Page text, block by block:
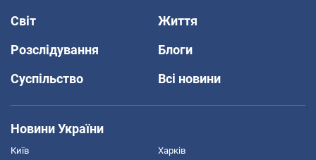
Світ
Життя
Розслідування
Блоги
Суспільство
Всі новини
Новини України
Київ Харків